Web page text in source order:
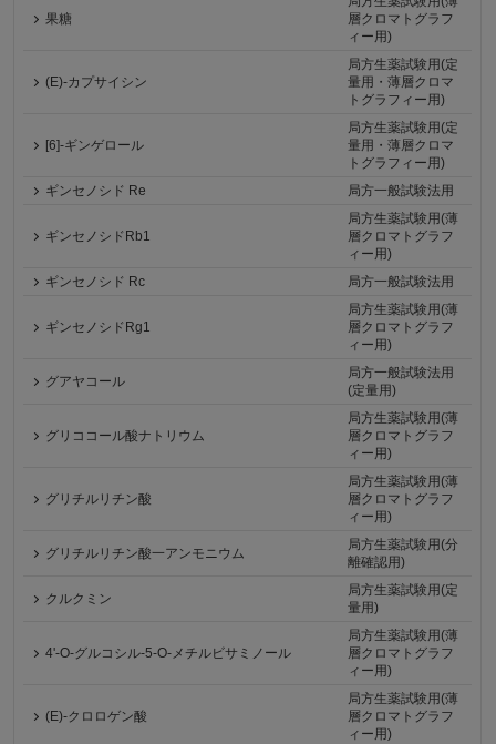
果糖
層クロマトグラフ
ィー用)
(E)-カプサイシン
局方生薬試験用(定
量用・薄層クロマ
トグラフィー用)
[6]-ギンゲロール
局方生薬試験用(定
量用・薄層クロマ
トグラフィー用)
ギンセノシド Re
局方一般試験法用
ギンセノシドRb1
局方生薬試験用(薄
層クロマトグラフ
ィー用)
ギンセノシド Rc
局方一般試験法用
ギンセノシドRg1
局方生薬試験用(薄
層クロマトグラフ
ィー用)
グアヤコール
局方一般試験法用
(定量用)
グリココール酸ナトリウム
局方生薬試験用(薄
層クロマトグラフ
ィー用)
グリチルリチン酸
局方生薬試験用(薄
層クロマトグラフ
ィー用)
グリチルリチン酸一アンモニウム
局方生薬試験用(分
離確認用)
クルクミン
局方生薬試験用(定
量用)
4'-O-グルコシル-5-O-メチルビサミノール
局方生薬試験用(薄
層クロマトグラフ
ィー用)
(E)-クロロゲン酸
局方生薬試験用(薄
層クロマトグラフ
ィー用)